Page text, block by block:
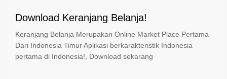
Download Keranjang Belanja!
Keranjang Belanja Merupakan Online Market Place Pertama
Dari Indonesia Timur Aplikasi berkarakteristik Indonesia
pertama di Indonesia!, Download sekarang